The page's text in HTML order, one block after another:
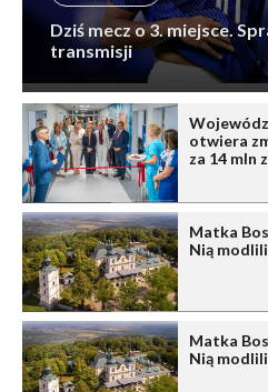
Dziś mecz o 3. miejsce.
transmisji
otwiera
za 14 mln
Matka
Nią
Matka
Nią